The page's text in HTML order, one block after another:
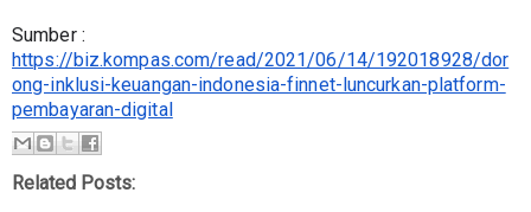
https://biz.kompas.com/read/2021/06/14/192018928/dor
ong-inklusi-keuangan-indonesia-finnet-luncurkan-platform-
pembayaran-digital
Related Posts: